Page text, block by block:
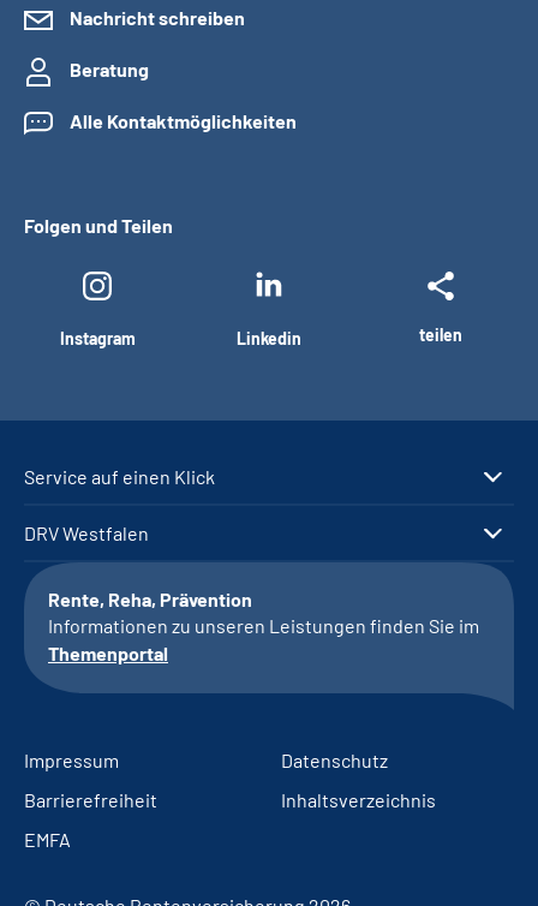
Nachricht schreiben
Beratung
Alle Kontaktmöglichkeiten
Folgen und Teilen
Instagram Linkedin teilen
Service auf einen Klick
DRV Westfalen
Rente, Reha, Prävention
Informationen zu unseren Leistungen finden Sie im
Themenportal
Impressum
Datenschutz
Barrierefreiheit
Inhaltsverzeichnis
EMFA